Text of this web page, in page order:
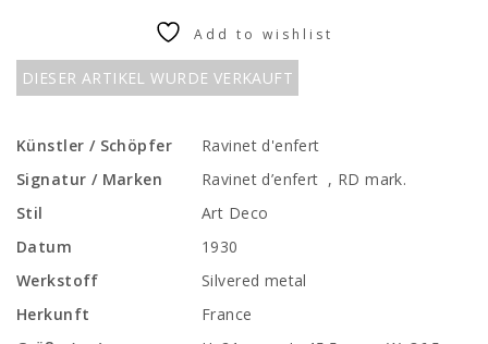
DIESER ARTIKEL WURDE VERKAUFT
Add to wishlist
Künstler / Schöpfer
Ravinet d'enfert
Signatur / Marken
Ravinet d’enfert , RD mark.
Stil
Art Deco
Datum
1930
Werkstoff
Silvered metal
Herkunft
France